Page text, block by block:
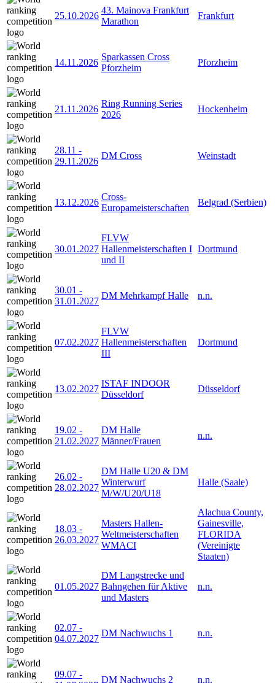
25.10.2026
43. Mainova Frankfurt
Marathon
Frankfurt
14.11.2026
Sparkassen Cross
Pforzheim
Pforzheim
21.11.2026
Ring Running Series
2026
Hockenheim
28.11 -
29.11.2026
DM Cross Weinstadt
13.12.2026
Cross-
Europameisterschaften
Belgrad (Serbien)
30.01.2027
FLVW
Hallenmeisterschaften I
und II
Dortmund
30.01 -
31.01.2027
DM Mehrkampf Halle n.n.
07.02.2027
FLVW
Hallenmeisterschaften
III
Dortmund
13.02.2027
ISTAF INDOOR
Düsseldorf
Düsseldorf
19.02 -
21.02.2027
DM Halle
Männer/Frauen
n.n.
26.02 -
28.02.2027
DM Halle U20 & DM
Winterwurf
M/W/U20/U18
Halle (Saale)
18.03 -
26.03.2027
Masters Hallen-
Weltmeisterschaften
WMACI
Alachua County,
Gainesville,
FLORIDA
(Vereinigte
Staaten)
01.05.2027
DM Langstrecke und
Bahngehen für Aktive
und Masters
n.n.
02.07 -
04.07.2027
DM Nachwuchs 1 n.n.
09.07 -
DM Nachwuchs 2 n.n.